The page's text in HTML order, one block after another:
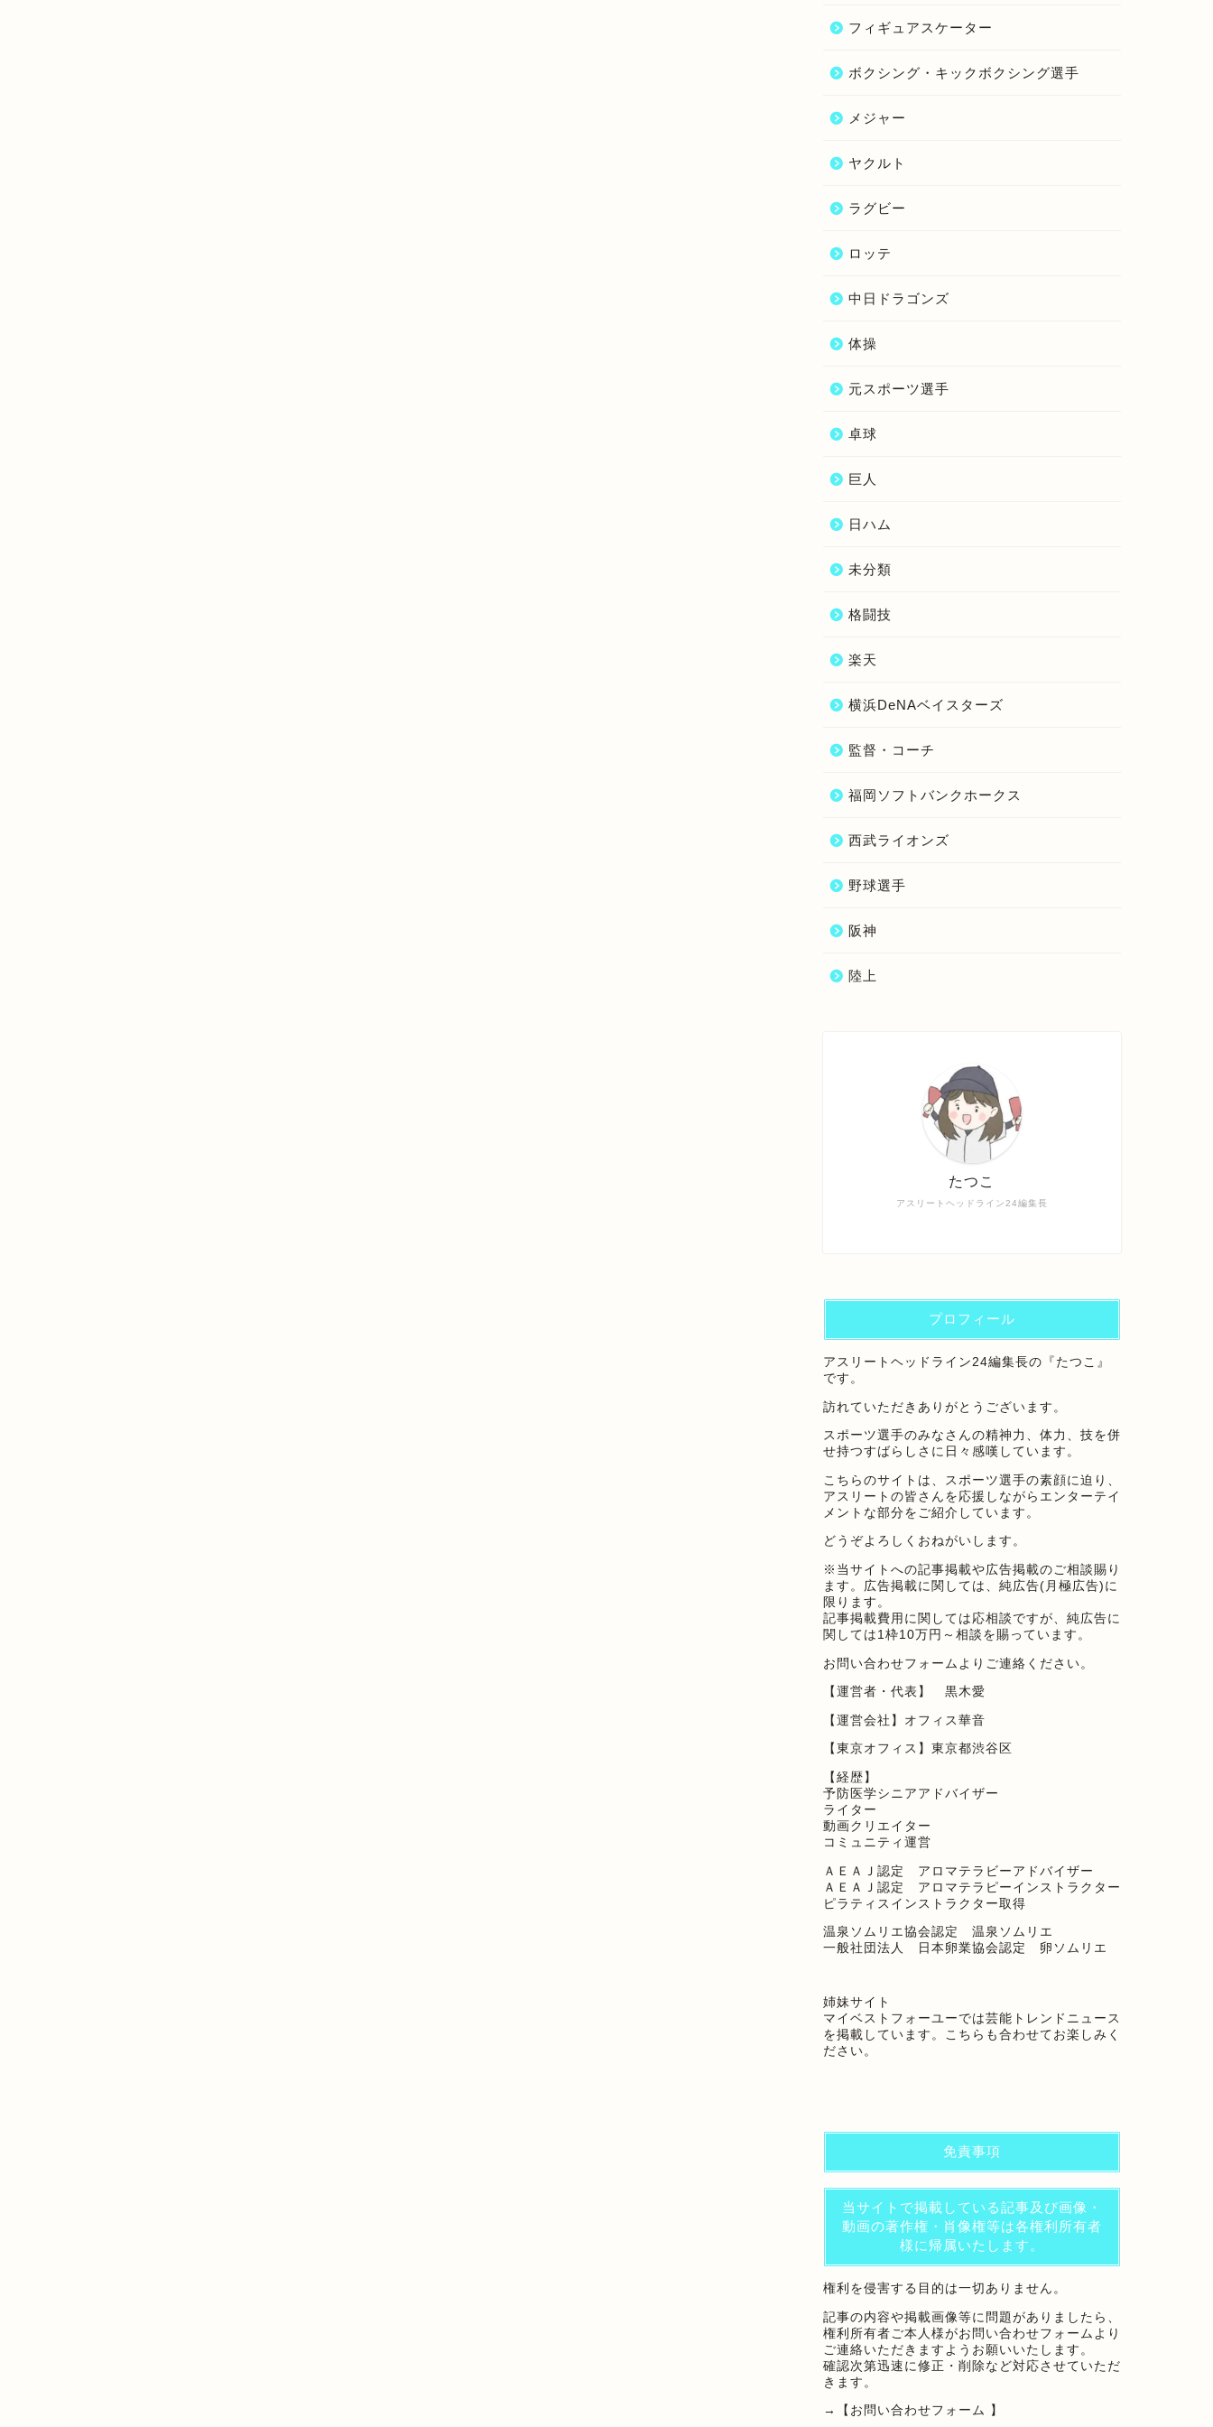
フィギュアスケーター
ボクシング・キックボクシング選手
メジャー
ヤクルト
ラグビー
ロッテ
中日ドラゴンズ
体操
元スポーツ選手
卓球
巨人
日ハム
未分類
格闘技
楽天
横浜DeNAベイスターズ
監督・コーチ
福岡ソフトバンクホークス
西武ライオンズ
野球選手
阪神
陸上
アスリートヘッドライン24編集長
たつこ
プロフィール
アスリートヘッドライン24編集長の『たつこ』
です。
訪れていただきありがとうございます。
スポーツ選手のみなさんの精神力、体力、技を併
せ持つすばらしさに日々感嘆しています。
こちらのサイトは、スポーツ選手の素顔に迫り、
アスリートの皆さんを応援しながらエンターテイ
メントな部分をご紹介しています。
どうぞよろしくおねがいします。
※当サイトへの記事掲載や広告掲載のご相談賜り
ます。広告掲載に関しては、純広告(月極広告)に
限ります。
記事掲載費用に関しては応相談ですが、純広告に
関しては1枠10万円～相談を賜っています。
お問い合わせフォーム よりご連絡ください。
【運営者・代表】 黒木愛
【運営会社】オフィス華音
【東京オフィス】東京都渋谷区
【経歴】
予防医学シニアアドバイザー
ライター
動画クリエイター
コミュニティ運営
ＡＥＡＪ認定 アロマテラビーアドバイザー
ＡＥＡＪ認定 アロマテラピーインストラクター
ピラティスインストラクター取得
温泉ソムリエ協会認定 温泉ソムリエ
一般社団法人 日本卵業協会認定 卵ソムリエ
姉妹サイト
マイベストフォーユー では芸能トレンドニュース
を掲載しています。こちらも合わせてお楽しみく
ださい。
免責事項
当サイトで掲載している記事及び画像・
動画の著作権・肖像権等は各権利所有者
様に帰属いたします。
権利を侵害する目的は一切ありません。
記事の内容や掲載画像等に問題がありましたら、
権利所有者ご本人様がお問い合わせフォームより
ご連絡いただきますようお願いいたします。
確認次第迅速に修正・削除など対応させていただ
きます。
→ 【お問い合わせフォーム 】